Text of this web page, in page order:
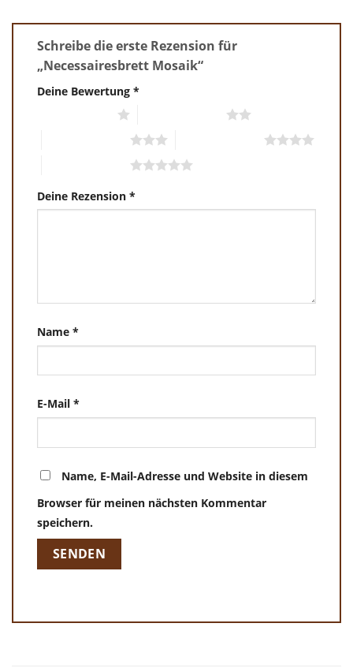
Schreibe die erste Rezension für
„Necessairesbrett Mosaik“
Deine Bewertung *
Deine Rezension *
Name *
E-Mail *
Name, E-Mail-Adresse und Website in diesem
Browser für meinen nächsten Kommentar
speichern.